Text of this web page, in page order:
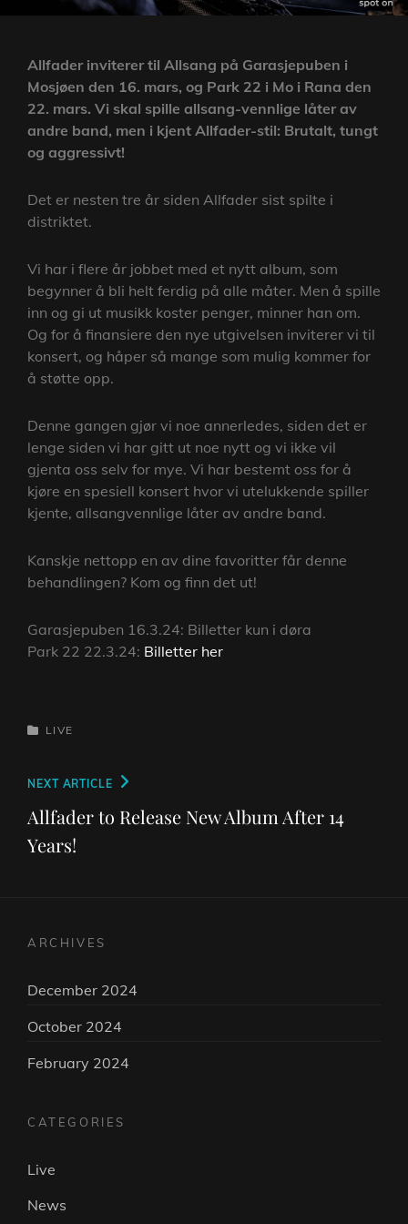
Allfader inviterer til Allsang på Garasjepuben i
Mosjøen den 16. mars, og Park 22 i Mo i Rana den
22. mars. Vi skal spille allsang-vennlige låter av
andre band, men i kjent Allfader-stil: Brutalt, tungt
og aggressivt!
Det er nesten tre år siden Allfader sist spilte i
distriktet.
Vi har i flere år jobbet med et nytt album, som
begynner å bli helt ferdig på alle måter. Men å spille
inn og gi ut musikk koster penger, minner han om.
Og for å finansiere den nye utgivelsen inviterer vi til
konsert, og håper så mange som mulig kommer for
å støtte opp.
Denne gangen gjør vi noe annerledes, siden det er
lenge siden vi har gitt ut noe nytt og vi ikke vil
gjenta oss selv for mye. Vi har bestemt oss for å
kjøre en spesiell konsert hvor vi utelukkende spiller
kjente, allsangvennlige låter av andre band.
Kanskje nettopp en av dine favoritter får denne
behandlingen? Kom og finn det ut!
Garasjepuben 16.3.24: Billetter kun i døra
Park 22 22.3.24: Billetter her
CATEGORIES
LIVE
Post
navigation
Next
Post
NEXT ARTICLE
Allfader to Release New Album After 14
Years!
ARCHIVES
December 2024
October 2024
February 2024
CATEGORIES
Live
News